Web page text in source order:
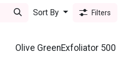
Sort By Filters
Olive GreenExfoliator 500